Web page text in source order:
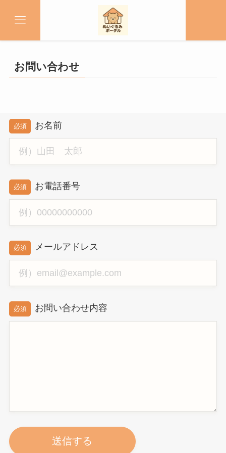
お問い合わせ
必須 お名前
必須 お電話番号
必須 メールアドレス
必須 お問い合わせ内容